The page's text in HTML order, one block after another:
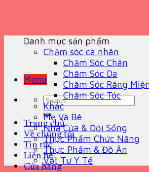
Menu
Search
for:
Trang chủ
Về chúng tôi
Tin tức
Liên hệ
Cửa hàng
Danh mục sản phẩm
Chăm sóc cá nhân
Chăm Sóc Chân
Chăm Sóc Da
Chăm Sóc Răng
Chăm Sóc Tóc
Khác
Mẹ Và Bé
Nhà Cửa & Đời Sống
Thực Phẩm Chức Năng
Thực Phẩm & Đồ Ăn
Vật Tư Y Tế